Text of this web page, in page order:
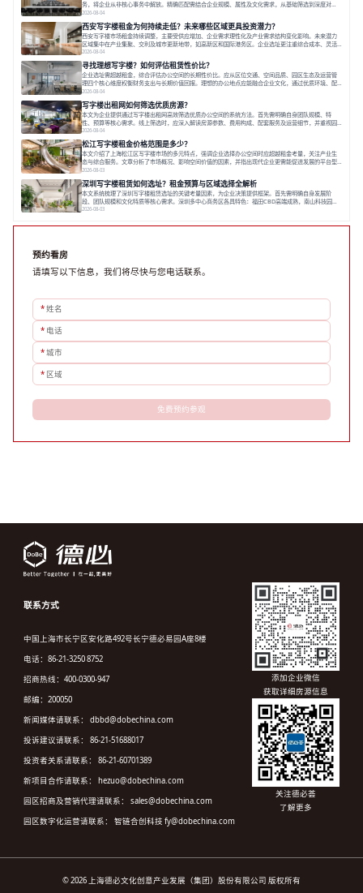
务，将企业从非核心事务中解放。精确匹配需结合企业规模、属性及文化需求，从基础筛选到深度对
接；签约后则需构建覆盖硬件运维、共享配套及专业物业的全周期保障体系。德必集团通过标准化服务
与个性化运营结合，以全国布局和产业生态圈为企业提供稳定支持，体现了从信息撮合到深度服务的能
力转变。在为企业寻找办公空间的过程中，
2026-08-04
西安写字楼租金为何持续走低？未来哪些区域更具投资潜力？
西安写字楼市场租金持续调整，主要受供应增加、企业需求理性化及产业需求结构变化影响。未来潜力
区域集中在产业集聚、交利及城市更新地带，如高新区和国际港务区。企业选址更注重综合成本、灵活
性与员工体验，倾向于提供全包式服务的办公空间。专业运营方通过空间优化与社群服务，助力企业成
长，推动市场向多元化、高性价比方向发展。近年来，西安写字楼市场呈现出租金持续调整的态势，这
一现象引发了的广泛关注。作为西部重要
2026-08-04
寻找理想写字楼？如何评估租赁性价比？
企业选址需超越租金，综合评估办公空间的长期性价比。应从区位交通、空间品质、园区生态及运营管
理四个核心维度权衡财务支出与长期价值回报。理想的办公地点应能融合企业文化，通过优质环境、配
套服务及社群资源赋能业务增长，实现成本与价值的平衡。对于许多正在成长或寻求稳定发展的企业而
言，寻找一处合适的办公空间是一项至关重要的决策。这不仅关系到团队的日常工作效率与协作氛围，
更直接影响着企业的品牌形象、运营成本
2026-08-04
写字楼出租网如何筛选优质房源？
本文为企业提供通过写字楼出租网高效筛选优质办公空间的系统方法。首先需明确自身团队规模、特
性、预算等核心需求。线上筛选时，应深入解读房源参数、费用构成、配套服务及运营细节，并重视园
区产业生态与交通区位价值。同时，需考察运营方的品牌背景与持续服务能力。完成线上初选后，必须
进行线下实地验证，核对空间实景、测试设施、感受园区氛围并确认合同条款，从而做出精确决策。在
数字化时代，写字楼出租网已成为企业寻找
2026-08-04
松江写字楼租金价格范围是多少？
本文介绍了上海松江区写字楼市场的多元特点，强调企业选择办公空间时应超越租金考量，关注产业生
态与综合服务。文章分析了市场概况、影响空间价值的因素，并指出现代企业更需能促进发展的平台型
空间。之后，以德必集团为例，说明运营方如何通过构建服务生态助力企业成长，建议企业系统评估需
求与长期价值，选择匹配的发展载体。对于许多寻求在上海松江区设立或扩展办公空间的企业而言，了
解该区域的写字楼市场概况是决策的首先
2026-08-03
深圳写字楼租赁如何选址？租金预算与区域选择全解析
本文系统梳理了深圳写字楼租赁选址的关键考量因素，为企业决策提供框架。首先需明确自身发展阶
段、团队规模和文化特质等核心需求。深圳多中心商务区各具特色：福田CBD高端成熟，南山科技园创
新活力强，前海具政策优势。除传统写字楼外，创意产业园注重生态与社群，适合文创、科技类企业。
款。选址是综合性战略决策，旨在让办公
2026-08-03
预约看房
请填写以下信息，我们将尽快与您电话联系。
*姓名
* 电话
*城市
* 区域
免费预约参观
联系方式
中国上海市长宁区安化路492号长宁德必易园A座8楼
电话：86-21-3250 8752
招商热线：400-0300-947
邮编：200050
新闻媒体请联系： dbbd@dobechina.com
投诉建议请联系： 86-21-51688017
投资者关系请联系： 86-21-60701389
新项目合作请联系： hezuo@dobechina.com
园区招商及营销代理请联系： sales@dobechina.com
园区数字化运营请联系： 智链合创科技 fy@dobechina.com
添加企业微信
获取详细房源信息
关注德必荟
了解更多
© 2026 上海德必文化创意产业发展（集团）股份有限公司 版权所有